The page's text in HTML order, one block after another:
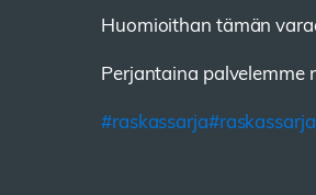
Huomioithan tämän
Perjantaina palvelemme
#raskassarja